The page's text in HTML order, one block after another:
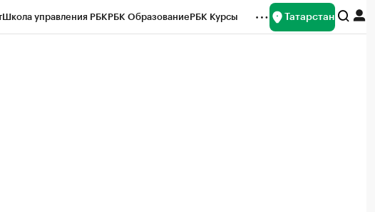
Школа управления РБКРБК ОбразованиеРБК Курсы Татарстан